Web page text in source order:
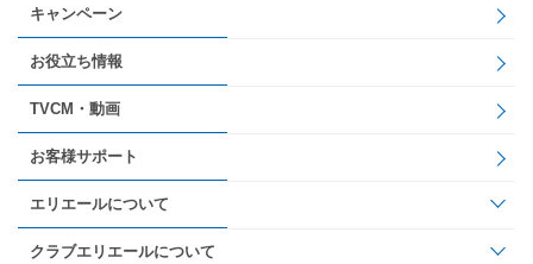
キャンペーン
お役立ち情報
TVCM・動画
お客様サポート
エリエールについて
クラブエリエールについて